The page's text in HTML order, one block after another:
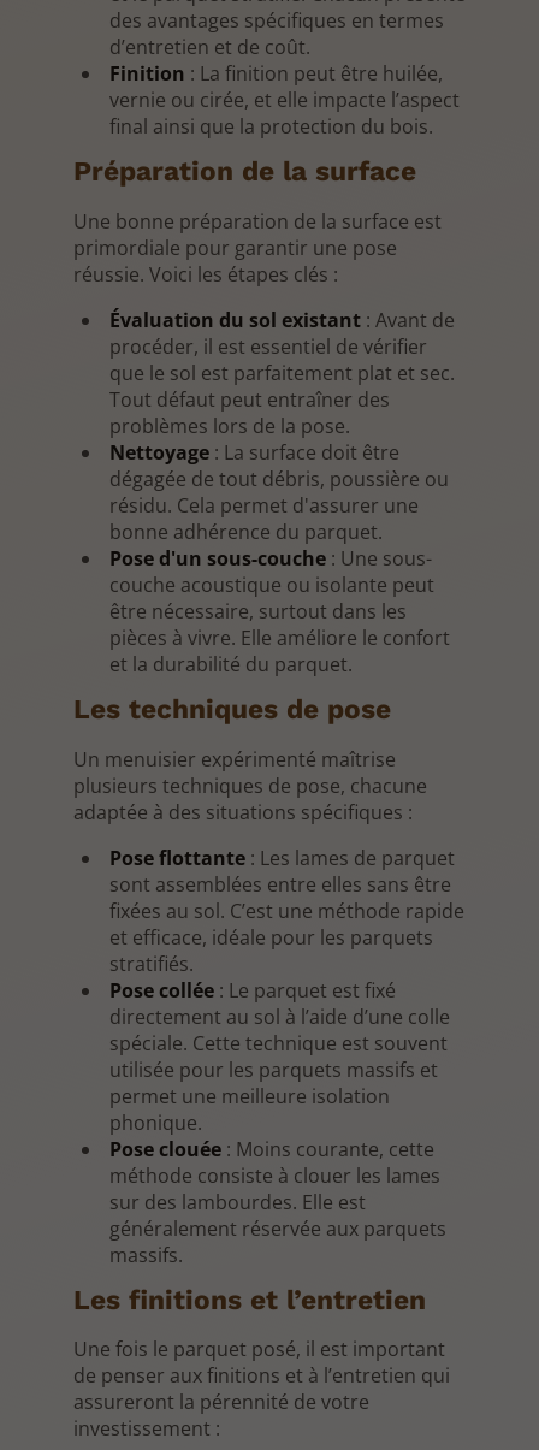
des avantages spécifiques en termes
d’entretien et de coût.
Finition : La finition peut être huilée,
vernie ou cirée, et elle impacte l’aspect
final ainsi que la protection du bois.
Préparation de la surface
Une bonne préparation de la surface est
primordiale pour garantir une pose
réussie. Voici les étapes clés :
Évaluation du sol existant: Avant de
procéder, il est essentiel de vérifier
que le sol est parfaitement plat et sec.
Tout défaut peut entraîner des
problèmes lors de la pose.
Nettoyage: La surface doit être
dégagée de tout débris, poussière ou
résidu. Cela permet d'assurer une
bonne adhérence du parquet.
Pose d'un sous-couche: Une sous-
couche acoustique ou isolante peut
être nécessaire, surtout dans les
pièces à vivre. Elle améliore le confort
et la durabilité du parquet.
Les techniques de pose
Un menuisier expérimenté maîtrise
plusieurs techniques de pose, chacune
adaptée à des situations spécifiques :
Pose flottante: Les lames de parquet
sont assemblées entre elles sans être
fixées au sol. C’est une méthode rapide
et efficace, idéale pour les parquets
stratifiés.
Pose collée: Le parquet est fixé
directement au sol à l’aide d’une colle
spéciale. Cette technique est souvent
utilisée pour les parquets massifs et
permet une meilleure isolation
phonique.
Pose clouée: Moins courante, cette
méthode consiste à clouer les lames
sur des lambourdes. Elle est
généralement réservée aux parquets
massifs.
Les finitions et l’entretien
Une fois le parquet posé, il est important
de penser aux finitions et à l’entretien qui
assureront la pérennité de votre
investissement :